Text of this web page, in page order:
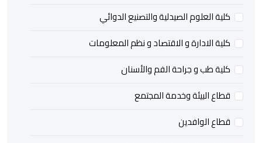
كلية العلوم الصيدلية والتصنيع الدوائي
كلية الادارة و الاقتصاد و نظم المعلومات
كلية طب و جراحة الفم والأسنان
قطاع البيئة وخدمة المجتمع
قطاع الوافدين